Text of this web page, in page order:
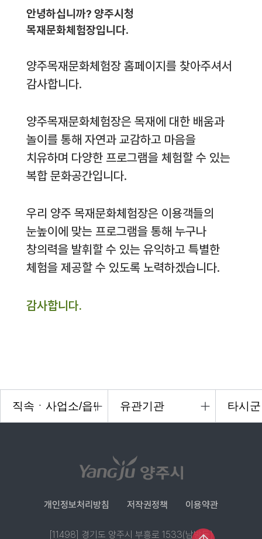
안녕하십니까? 양주시청
목재문화체험장입니다.
양주목재문화체험장 홈페이지를 찾아주셔서
감사합니다.
양주목재문화체험장은 목재에 대한 배움과
놀이를 통해 자연과 교감하고 마음을
치유하며 다양한 프로그램을 체험할 수 있는
복합 문화공간입니다.
우리 양주 목재문화체험장은 이용객들의
눈높이에 맞는 프로그램을 통해 누구나
창의력을 발휘할 수 있는 유익하고 특별한
체험을 제공할 수 있도록 노력하겠습니다.
감사합니다.
개인정보처리방침 저작권정책 이용약관
[11498] 경기도 양주시 부흥로 1533(남방동)